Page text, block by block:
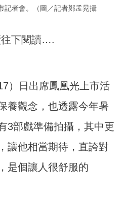
記者會。（圖／記者鄭孟晃攝
下閱讀….
）日出席鳳凰光上市活
養觀念，也透露今年暑
3部戲準備拍攝，其中更
讓他相當期待，直誇對
是個讓人很舒服的